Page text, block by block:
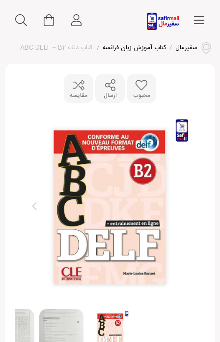
سفیرمال / کتاب آموزش زبان فرانسه / کتاب دلف ABC DELF – B2
محبوب ارسال مقایسه